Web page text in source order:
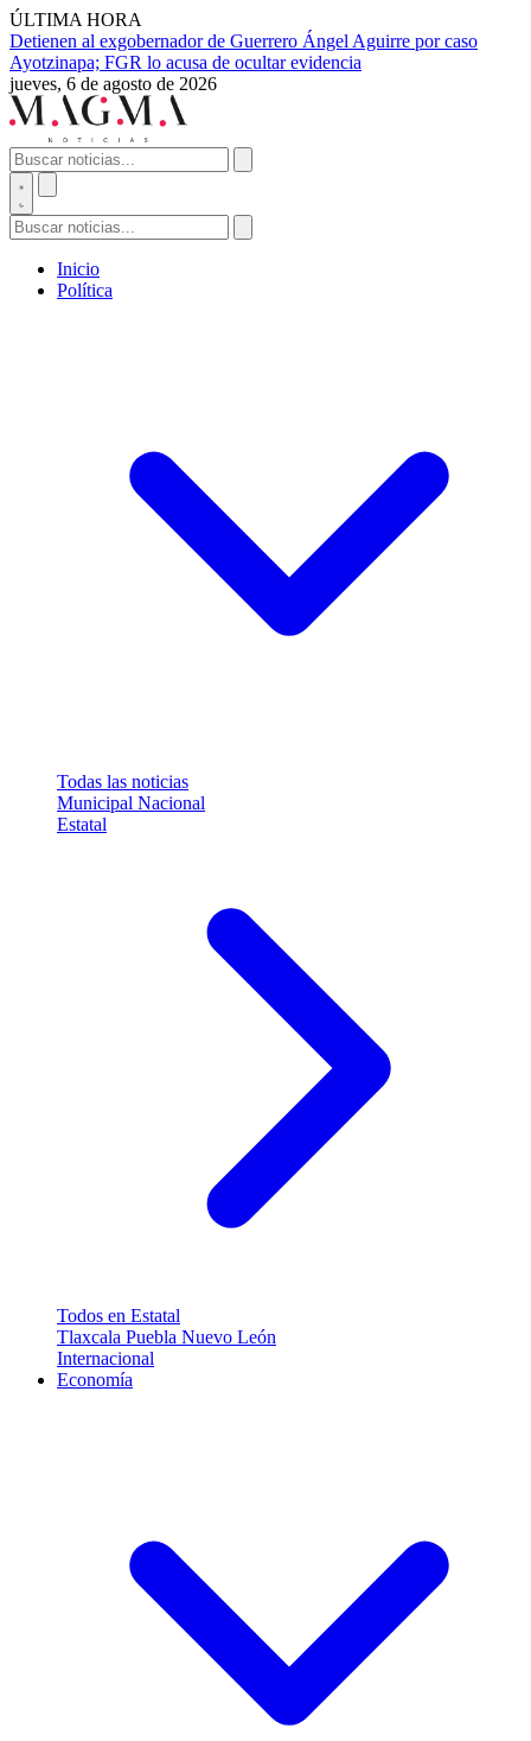
ÚLTIMA HORA
Detienen al exgobernador de Guerrero Ángel Aguirre por caso
Ayotzinapa; FGR lo acusa de ocultar evidencia
jueves, 6 de agosto de 2026
Inicio
Política
Todas las noticias
Municipal Nacional
Estatal
Todos en Estatal
Tlaxcala Puebla Nuevo León
Internacional
Economía